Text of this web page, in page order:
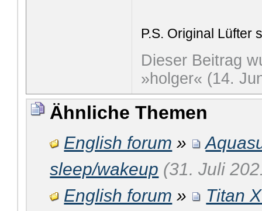
P.S. Original Lüfter
Dieser Beitrag
»holger« (14.
Ähnliche Themen
English forum »
sleep/wakeup (31. Juli
English forum »
Titan